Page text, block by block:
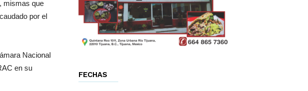
mismas que
por el
Nacional
en su
FECHAS